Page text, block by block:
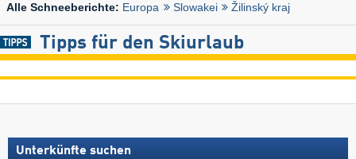
Alle Schneeberichte: Europa Slowakei Žilinský kraj
Tipps für den Skiurlaub
Unterkünfte suchen